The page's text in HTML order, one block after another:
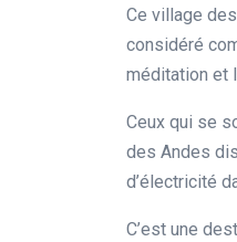
Ce village
considéré
méditation et
Ceux qui se
des Andes
d’électricité
C’est une